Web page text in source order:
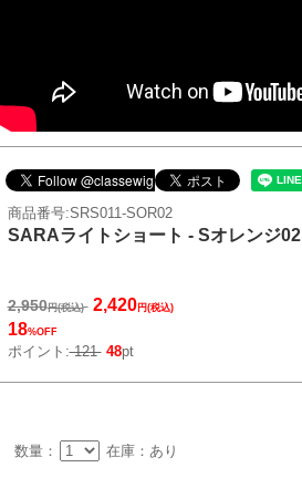
商品番号:SRS011-SOR02
SARAライトショート - Sオレンジ02
2,950円(税込) 2,420円(税込)
18%OFF
ポイント:121 48pt
数量： 在庫：あり